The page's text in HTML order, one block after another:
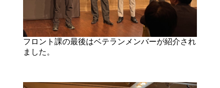
フロント課の最後はベテランメンバーが紹介され
ました。